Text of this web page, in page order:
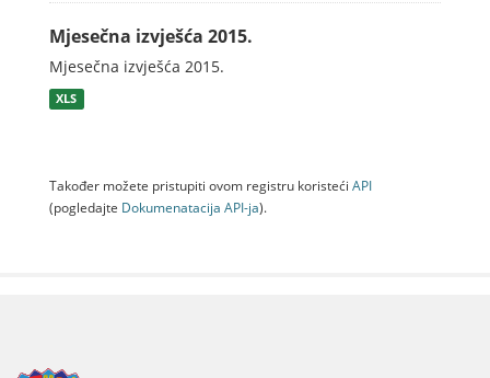
Mjesečna izvješća 2015.
Mjesečna izvješća 2015.
XLS
Također možete pristupiti ovom registru koristeći API
(pogledajte Dokumenаtаcijа API-jа).